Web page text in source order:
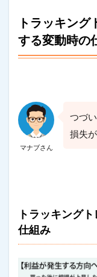
トラッキン
する変動時の
マナブさん
つづ
損失
トラッキング
仕組み